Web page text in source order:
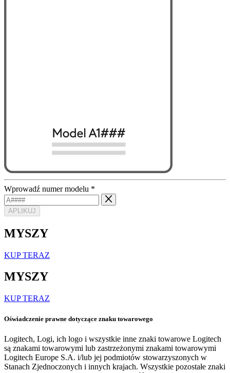
Wprowadź numer modelu *
APLIKUJ
MYSZY
KUP TERAZ
MYSZY
KUP TERAZ
Oświadczenie prawne dotyczące znaku towarowego
Logitech, Logi, ich logo i wszystkie inne znaki towarowe Logitech
są znakami towarowymi lub zastrzeżonymi znakami towarowymi
Logitech Europe S.A. i/lub jej podmiotów stowarzyszonych w
Stanach Zjednoczonych i innych krajach. Wszystkie pozostałe znaki